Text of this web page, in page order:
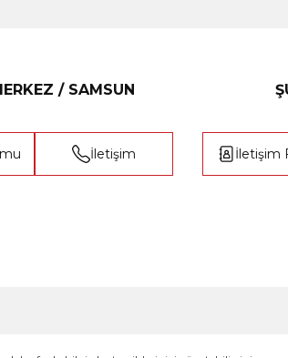
/ SAMSUN
İletişim İletişim